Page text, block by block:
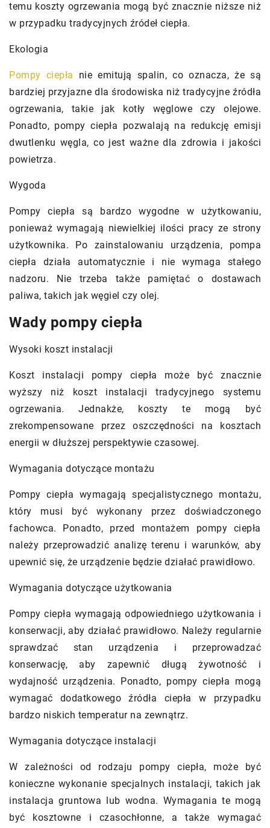
temu koszty ogrzewania mogą być znacznie niższe niż
w przypadku tradycyjnych źródeł ciepła.
Ekologia
Pompy ciepła nie emitują spalin, co oznacza, że są
bardziej przyjazne dla środowiska niż tradycyjne źródła
ogrzewania, takie jak kotły węglowe czy olejowe.
Ponadto, pompy ciepła pozwalają na redukcję emisji
dwutlenku węgla, co jest ważne dla zdrowia i jakości
powietrza.
Wygoda
Pompy ciepła są bardzo wygodne w użytkowaniu,
ponieważ wymagają niewielkiej ilości pracy ze strony
użytkownika. Po zainstalowaniu urządzenia, pompa
ciepła działa automatycznie i nie wymaga stałego
nadzoru. Nie trzeba także pamiętać o dostawach
paliwa, takich jak węgiel czy olej.
Wady pompy ciepła
Wysoki koszt instalacji
Koszt instalacji pompy ciepła może być znacznie
wyższy niż koszt instalacji tradycyjnego systemu
ogrzewania. Jednakże, koszty te mogą być
zrekompensowane przez oszczędności na kosztach
energii w dłuższej perspektywie czasowej.
Wymagania dotyczące montażu
Pompy ciepła wymagają specjalistycznego montażu,
który musi być wykonany przez doświadczonego
fachowca. Ponadto, przed montażem pompy ciepła
należy przeprowadzić analizę terenu i warunków, aby
upewnić się, że urządzenie będzie działać prawidłowo.
Wymagania dotyczące użytkowania
Pompy ciepła wymagają odpowiedniego użytkowania i
konserwacji, aby działać prawidłowo. Należy regularnie
sprawdzać stan urządzenia i przeprowadzać
konserwację, aby zapewnić długą żywotność i
wydajność urządzenia. Ponadto, pompy ciepła mogą
wymagać dodatkowego źródła ciepła w przypadku
bardzo niskich temperatur na zewnątrz.
Wymagania dotyczące instalacji
W zależności od rodzaju pompy ciepła, może być
konieczne wykonanie specjalnych instalacji, takich jak
instalacja gruntowa lub wodna. Wymagania te mogą
być kosztowne i czasochłonne, a także wymagać